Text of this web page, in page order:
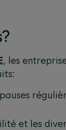
, les
et les